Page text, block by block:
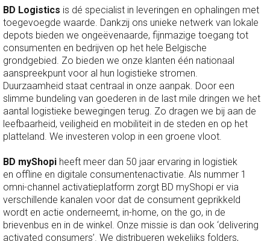
BD Logistics is dé specialist in leveringen en ophalingen met
toegevoegde waarde. Dankzij ons unieke netwerk van lokale
depots bieden we ongeëvenaarde, fijnmazige toegang tot
consumenten en bedrijven op het hele Belgische
grondgebied. Zo bieden we onze klanten één nationaal
aanspreekpunt voor al hun logistieke stromen.
Duurzaamheid staat centraal in onze aanpak. Door een
slimme bundeling van goederen in de last mile dringen we het
aantal logistieke bewegingen terug. Zo dragen we bij aan de
leefbaarheid, veiligheid en mobiliteit in de steden en op het
platteland. We investeren volop in een groene vloot.
BD myShopi heeft meer dan 50 jaar ervaring in logistiek
en offline en digitale consumentenactivatie. Als nummer 1
omni-channel activatieplatform zorgt BD myShopi er via
verschillende kanalen voor dat de consument geprikkeld
wordt en actie onderneemt, in-home, on the go, in de
brievenbus en in de winkel. Onze missie is dan ook ‘delivering
activated consumers’. We distribueren wekelijks folders,